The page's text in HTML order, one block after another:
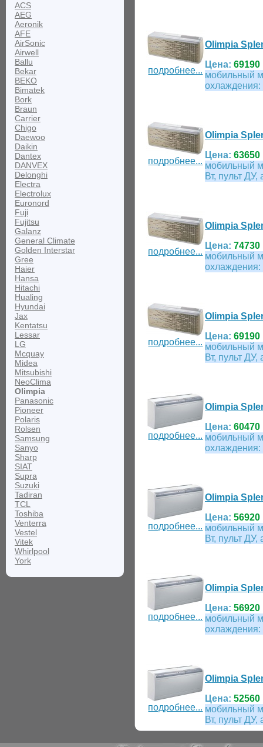
ACS
AEG
Aeronik
AFE
AirSonic
Airwell
Ballu
Bekar
BEKO
Bimatek
Bork
Braun
Carrier
Chigo
Daewoo
Daikin
Dantex
DANVEX
Delonghi
Electra
Electrolux
Euronord
Fuji
Fujitsu
Galanz
General Climate
Golden Interstar
Gree
Haier
Hansa
Hitachi
Hualing
Hyundai
Jax
Kentatsu
Lessar
LG
Mcquay
Midea
Mitsubishi
NeoClima
Olimpia
Panasonic
Pioneer
Polaris
Rolsen
Samsung
Sanyo
Sharp
SIAT
Supra
Suzuki
Tadiran
TCL
Toshiba
Venterra
Vestel
Vitek
Whirlpool
York
подробнее...
Olimpia
Цена: 69190
мобильный
охлаждения:
подробнее...
Olimpia
Цена: 63650
мобильный
Вт, пульт
подробнее...
Olimpia
Цена: 74730
мобильный
охлаждения:
подробнее...
Olimpia
Цена: 69190
мобильный
Вт, пульт
подробнее...
Olimpia
Цена: 60470
мобильный
охлаждения:
подробнее...
Olimpia
Цена: 56920
мобильный
Вт, пульт
подробнее...
Olimpia
Цена: 56920
мобильный
охлаждения:
подробнее...
Olimpia
Цена: 52560
мобильный
Вт, пульт